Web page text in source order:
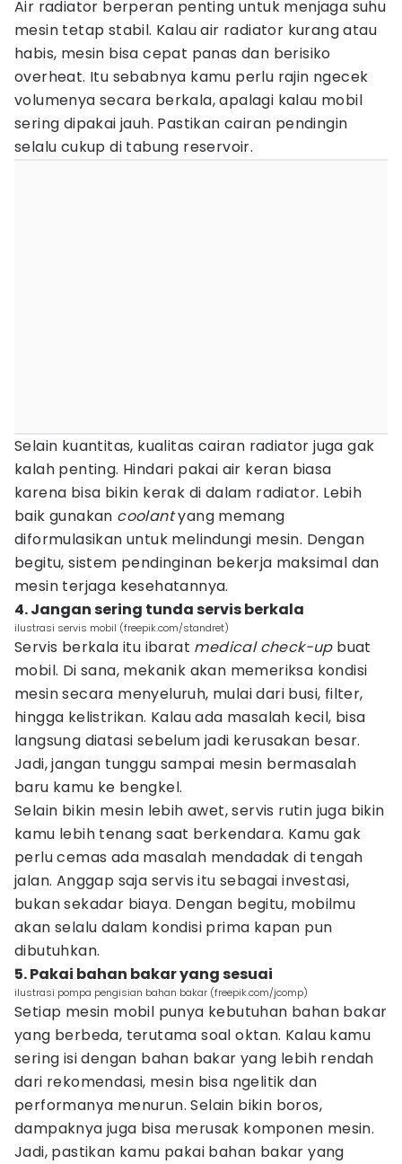
Air radiator berperan penting untuk menjaga suhu
mesin tetap stabil. Kalau air radiator kurang atau
habis, mesin bisa cepat panas dan berisiko
overheat. Itu sebabnya kamu perlu rajin ngecek
volumenya secara berkala, apalagi kalau mobil
sering dipakai jauh. Pastikan cairan pendingin
selalu cukup di tabung reservoir.
Selain kuantitas, kualitas cairan radiator juga gak
kalah penting. Hindari pakai air keran biasa
karena bisa bikin kerak di dalam radiator. Lebih
baik gunakan coolantyang memang
diformulasikan untuk melindungi mesin. Dengan
begitu, sistem pendinginan bekerja maksimal dan
mesin terjaga kesehatannya.
4. Jangan sering tunda servis berkala
ilustrasi servis mobil (freepik.com/standret)
Servis berkala itu ibarat medical check-upbuat
mobil. Di sana, mekanik akan memeriksa kondisi
mesin secara menyeluruh, mulai dari busi, filter,
hingga kelistrikan. Kalau ada masalah kecil, bisa
langsung diatasi sebelum jadi kerusakan besar.
Jadi, jangan tunggu sampai mesin bermasalah
baru kamu ke bengkel.
Selain bikin mesin lebih awet, servis rutin juga bikin
kamu lebih tenang saat berkendara. Kamu gak
perlu cemas ada masalah mendadak di tengah
jalan. Anggap saja servis itu sebagai investasi,
bukan sekadar biaya. Dengan begitu, mobilmu
akan selalu dalam kondisi prima kapan pun
dibutuhkan.
5. Pakai bahan bakar yang sesuai
ilustrasi pompa pengisian bahan bakar (freepik.com/jcomp)
Setiap mesin mobil punya kebutuhan bahan bakar
yang berbeda, terutama soal oktan. Kalau kamu
sering isi dengan bahan bakar yang lebih rendah
dari rekomendasi, mesin bisa ngelitik dan
performanya menurun. Selain bikin boros,
dampaknya juga bisa merusak komponen mesin.
Jadi, pastikan kamu pakai bahan bakar yang